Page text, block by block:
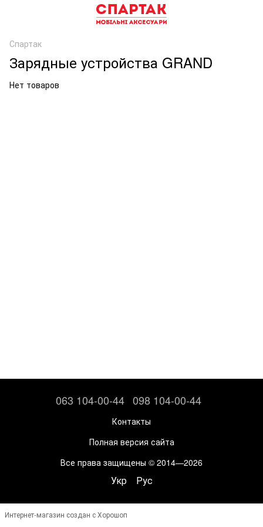
Спартак
Зарядные устройства GRAND
Нет товаров
063 104-00-44 098 104-00-44
Контакты
Полная версия сайта
Все права защищены © 2014—2026
Укр Рус
Интернет-магазин создан с Хорошоп